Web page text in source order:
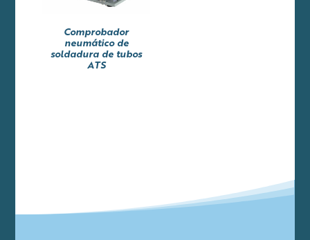
Comprobador
neumático de
soldadura de tubos
ATS